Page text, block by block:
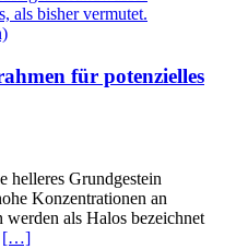
für potenzielles
helleres Grundgestein
Konzentrationen an
als Halos bezeichnet
[…]